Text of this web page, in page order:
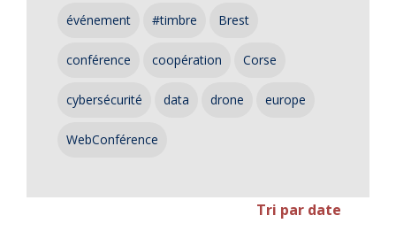
événement #timbre Brest
conférence coopération Corse
cybersécurité data drone europe
WebConférence
Tri par date